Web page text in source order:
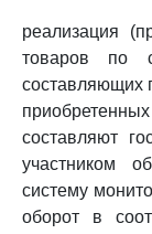
реализация
товаров по
составляющих
составляют
участником
систему
оборот в